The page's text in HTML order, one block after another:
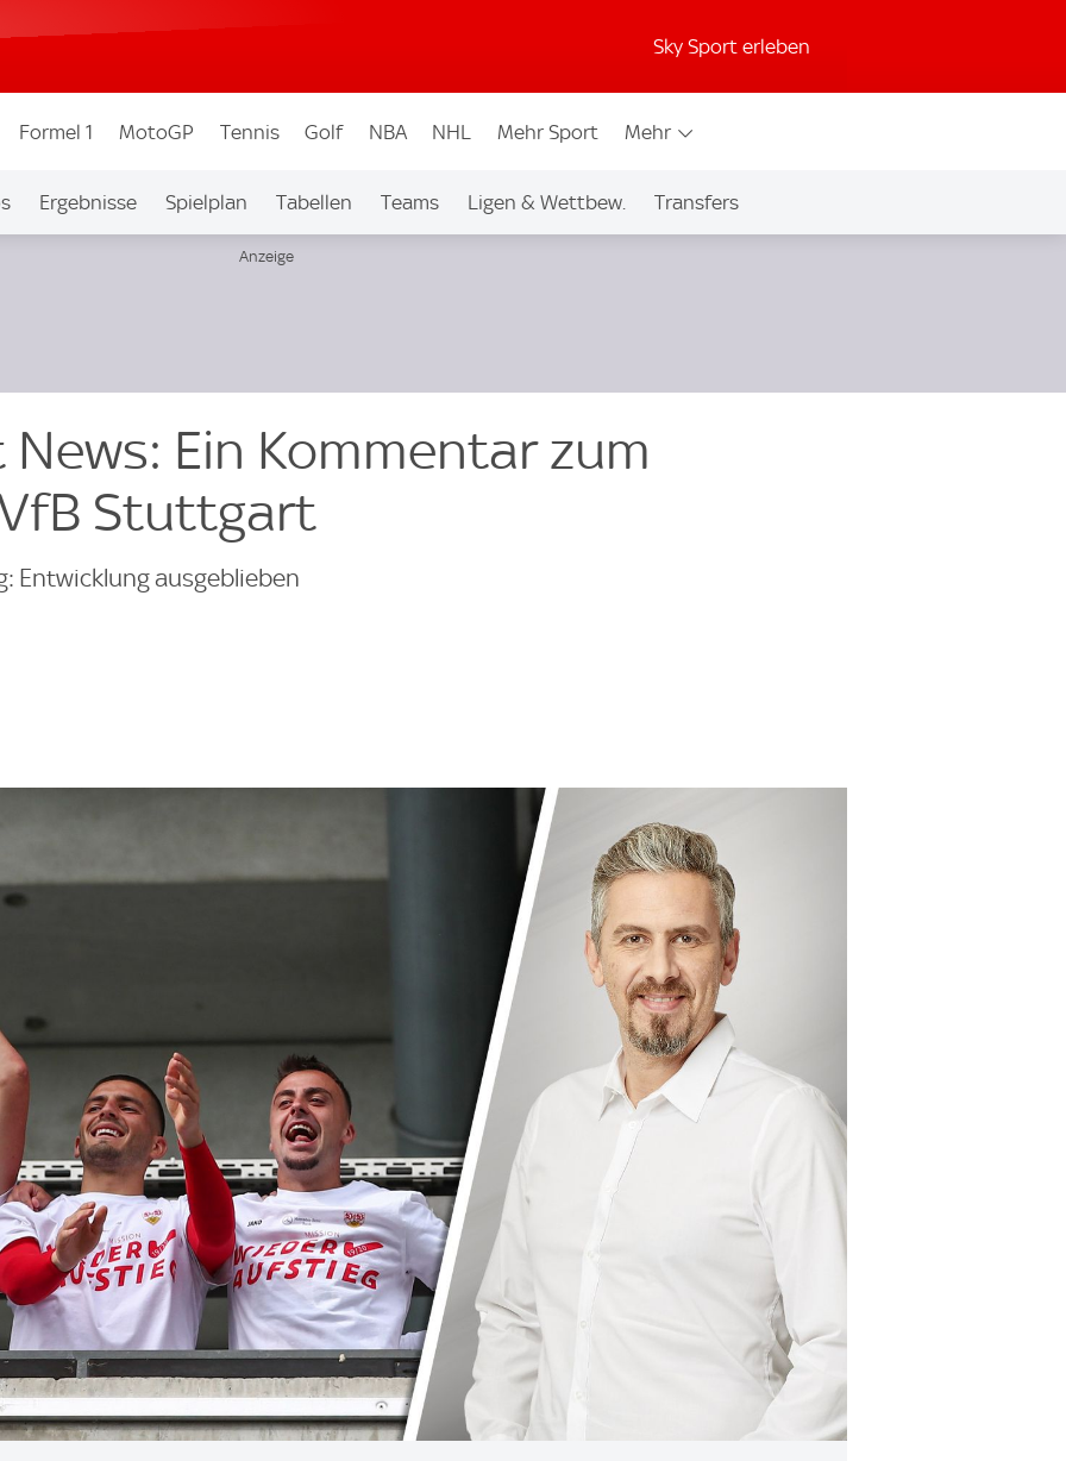
Sky Sport erleben
Formel 1 MotoGP Tennis Golf NBA NHL Mehr Sport Mehr
Ergebnisse Spielplan Tabellen Teams Ligen & Wettbew. Transfers
Ein Kommentar zum
Stuttgart
Entwicklung ausgeblieben